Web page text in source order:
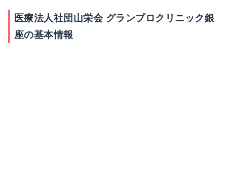
医療法人社団山栄会 グランプロクリニック銀
座の基本情報